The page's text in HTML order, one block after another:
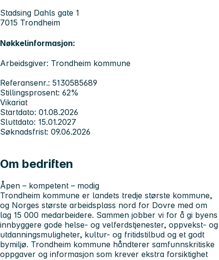
Stadsing Dahls gate 1
7015 Trondheim
Nøkkelinformasjon:
Arbeidsgiver: Trondheim kommune
Referansenr.: 5130585689
Stillingsprosent: 62%
Vikariat
Startdato: 01.08.2026
Sluttdato: 15.01.2027
Søknadsfrist: 09.06.2026
Om bedriften
Åpen – kompetent – modig
Trondheim kommune er landets tredje største kommune,
og Norges største arbeidsplass nord for Dovre med om
lag 15 000 medarbeidere. Sammen jobber vi for å gi byens
innbyggere gode helse- og velferdstjenester, oppvekst- og
utdanningsmuligheter, kultur- og fritidstilbud og et godt
bymiljø. Trondheim kommune håndterer samfunnskritiske
oppgaver og informasjon som krever ekstra forsiktighet